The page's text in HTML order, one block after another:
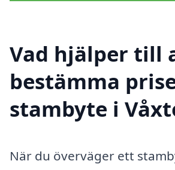
Vad hjälper till
bestämma
stambyte i
När du överväger ett